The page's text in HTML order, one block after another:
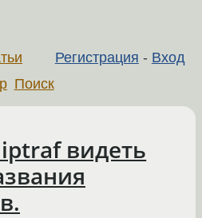
Регистрация - Вход
Поиск
видеть